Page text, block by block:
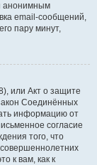
анонимным
email-сообщений,
пару минут,
или Акт о защите
Соединённых
информацию от
согласие
того, что
к вам, как к